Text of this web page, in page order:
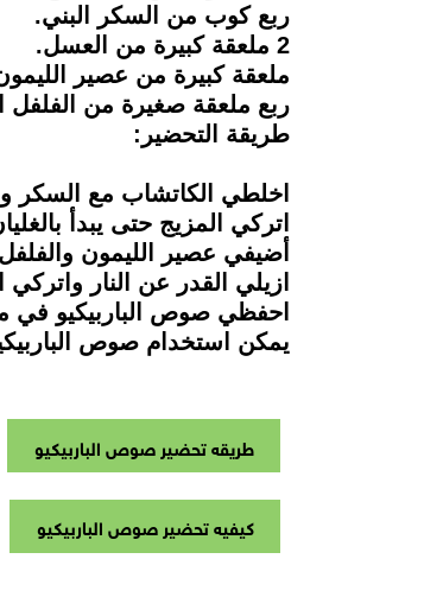
ربع كوب من السكر البني.
2 ملعقة كبيرة من العسل.
ملعقة كبيرة من عصير
ربع ملعقة صغيرة من الفلفل
طريقة التحضير:
اخلطي الكاتشاب مع
اتركي المزيج حتى يبدأ
أضيفي عصير الليمون
ازيلي القدر عن النار
احفظي صوص الباربيكيو في
يمكن استخدام صوص
طريقه تحضير صوص الباربيكيو
كيفيه تحضير صوص الباربيكيو